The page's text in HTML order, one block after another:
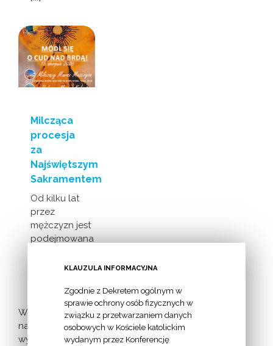
Milcząca
procesja
za
Najświętszym
Sakramentem
Od kilku lat
przez
mężczyzn jest
podejmowana
milczącej [...]
Więcej
nadchodzących
wydarzeń >
KLAUZULA INFORMACYJNA
Zgodnie z Dekretem ogólnym w
sprawie ochrony osób fizycznych w
związku z przetwarzaniem danych
osobowych w Kościele katolickim
wydanym przez Konferencję